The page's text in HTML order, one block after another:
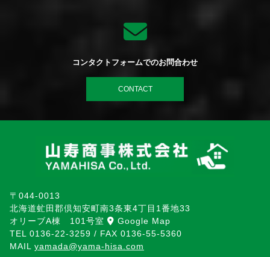
コンタクトフォームでのお問合わせ
CONTACT
〒044-0013
北海道虻田郡倶知安町南3条東4丁目1番地33
オリーブA棟 101号室
Google Map
TEL 0136-22-3259 / FAX 0136-55-5360
MAIL yamada@yama-hisa.com